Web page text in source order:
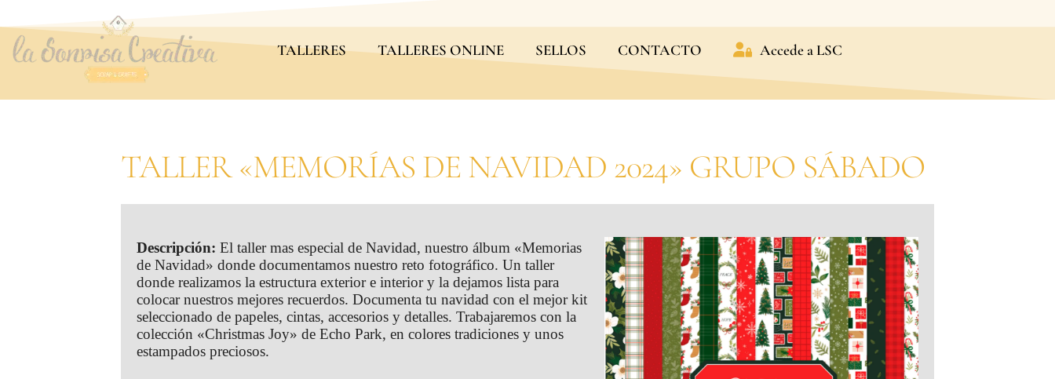
TALLERES TALLERES ONLINE SELLOS CONTACTO Accede a LSC
TALLER «MEMORÍAS DE NAVIDAD 2024» GRUPO SÁBADO
Descripción: El taller mas especial de Navidad, nuestro álbum «Memorias
de Navidad» donde documentamos nuestro reto fotográfico. Un taller
donde realizamos la estructura exterior e interior y la dejamos lista para
colocar nuestros mejores recuerdos. Documenta tu navidad con el mejor kit
seleccionado de papeles, cintas, accesorios y detalles. Trabajaremos con la
colección «Christmas Joy» de Echo Park, en colores tradiciones y unos
estampados preciosos.